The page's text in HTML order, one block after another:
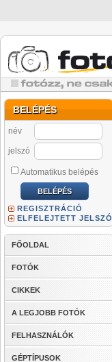
BELÉPÉS
név
jelszó
Automatikus belépés
REGISZTRÁCIÓ
ELFELEJTETT JELSZÓ
FŐOLDAL
FOTÓK
CIKKEK
A LEGJOBB FOTÓK
FELHASZNÁLÓK
GÉPTÍPUSOK